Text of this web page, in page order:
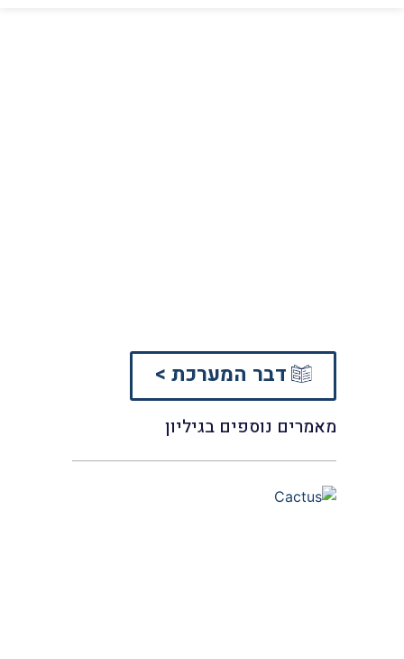
דבר המערכת >
מאמרים נוספים בגיליון